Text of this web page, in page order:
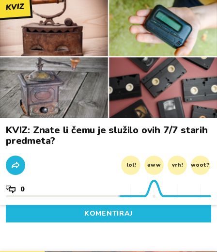
KVIZ
KVIZ: Znate li čemu je služilo ovih 7/7 starih
predmeta?
lol! aww vrh! woot?!
0
KOMENTIRAJ